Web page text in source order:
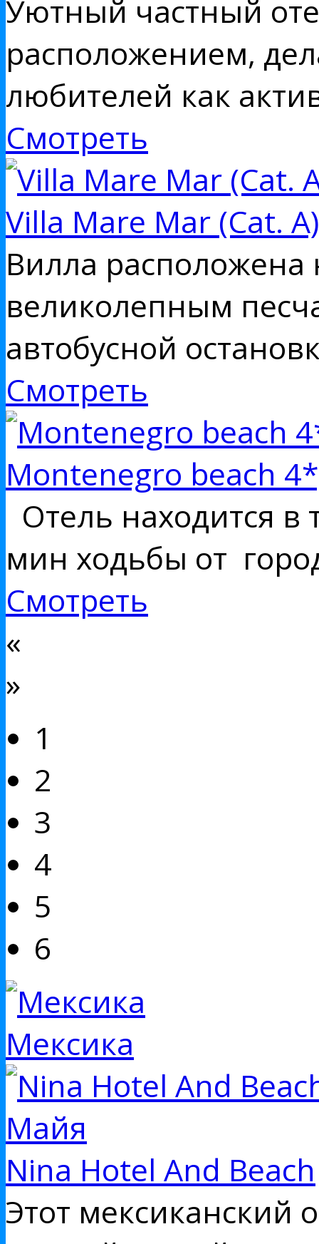
Уютный частный
расположением,
любителей как
Смотреть
Villa Mare Mar (Cat. A)
Вилла расположена
великолепным
автобусной
Смотреть
Montenegro beach
Отель находится
мин ходьбы от
Смотреть
«
»
1
2
3
4
5
6
Мексика
Nina Hotel And Beach
Этот мексиканский